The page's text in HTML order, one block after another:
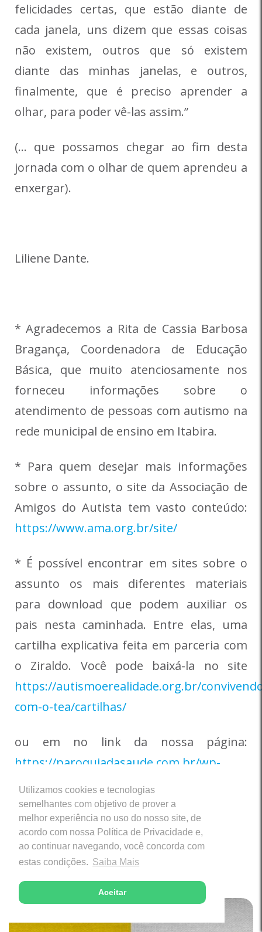
Utilizamos cookies e tecnologias
semelhantes com objetivo de prover a
melhor experiência no uso do nosso site, de
acordo com nossa Política de Privacidade e,
ao continuar navegando, você concorda com
estas condições. Saiba Mais
Aceitar
felicidades certas, que estão diante de
cada janela, uns dizem que essas coisas
não existem, outros que só existem
diante das minhas janelas, e outros,
finalmente, que é preciso aprender a
olhar, para poder vê-las assim.”
(… que possamos chegar ao fim desta
jornada com o olhar de quem aprendeu a
enxergar).
Liliene Dante.
* Agradecemos a Rita de Cassia Barbosa
Bragança, Coordenadora de Educação
Básica, que muito atenciosamente nos
forneceu informações sobre o
atendimento de pessoas com autismo na
rede municipal de ensino em Itabira.
* Para quem desejar mais informações
sobre o assunto, o site da Associação de
Amigos do Autista tem vasto conteúdo:
https://www.ama.org.br/site/
* É possível encontrar em sites sobre o
assunto os mais diferentes materiais
para download que podem auxiliar os
pais nesta caminhada. Entre elas, uma
cartilha explicativa feita em parceria com
o Ziraldo. Você pode baixá-la no site
https://autismoerealidade.org.br/
com-o-tea/cartilhas/
ou em no link da nossa página:
https://paroquiadasaude.com.br/wp-
content/uploads/2020/06/Cartilha-
Autismo-Uma-Realidade.pdf
Últimas Notícias